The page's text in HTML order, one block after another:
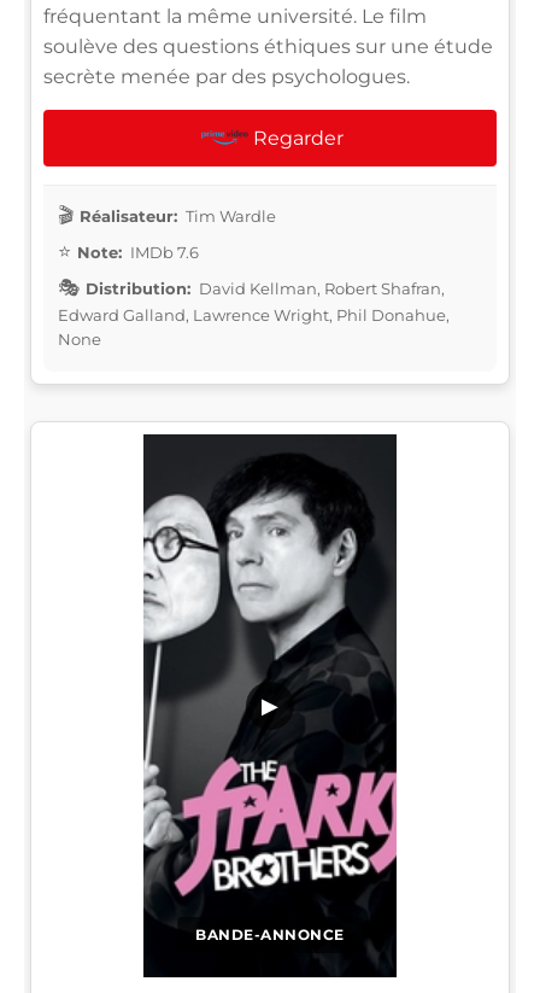
fréquentant la même université. Le film
soulève des questions éthiques sur une étude
secrète menée par des psychologues.
Regarder
Réalisateur: Tim Wardle
Note: IMDb 7.6
Distribution: David Kellman, Robert Shafran,
Edward Galland, Lawrence Wright, Phil Donahue,
None
BANDE-ANNONCE
▶